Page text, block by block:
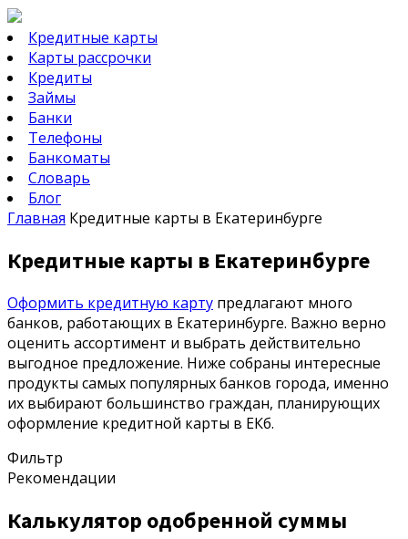
Кредитные карты
Карты рассрочки
Кредиты
Займы
Банки
Телефоны
Банкоматы
Словарь
Блог
Главная Кредитные карты в Екатеринбурге
Кредитные карты в Екатеринбурге
Оформить кредитную карту предлагают много
банков, работающих в Екатеринбурге. Важно верно
оценить ассортимент и выбрать действительно
выгодное предложение. Ниже собраны интересные
продукты самых популярных банков города, именно
их выбирают большинство граждан, планирующих
оформление кредитной карты в ЕКб.
Фильтр
Рекомендации
Калькулятор одобренной суммы